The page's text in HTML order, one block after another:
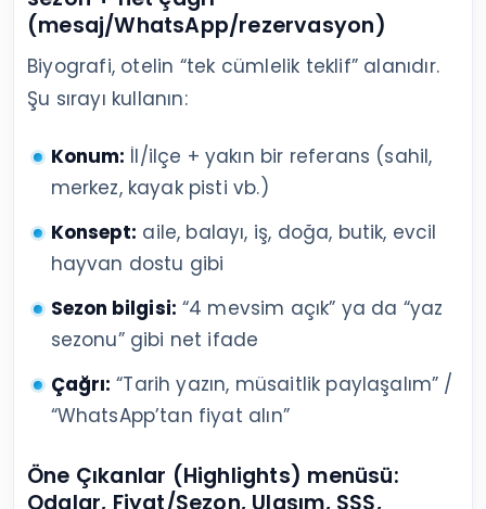
(mesaj/WhatsApp/rezervasyon)
Biyografi, otelin “tek cümlelik teklif” alanıdır.
Şu sırayı kullanın:
Konum: İl/ilçe + yakın bir referans (sahil,
merkez, kayak pisti vb.)
Konsept: aile, balayı, iş, doğa, butik, evcil
hayvan dostu gibi
Sezon bilgisi: “4 mevsim açık” ya da “yaz
sezonu” gibi net ifade
Çağrı: “Tarih yazın, müsaitlik paylaşalım” /
“WhatsApp’tan fiyat alın”
Öne Çıkanlar (Highlights) menüsü:
Odalar, Fiyat/Sezon, Ulaşım, SSS,